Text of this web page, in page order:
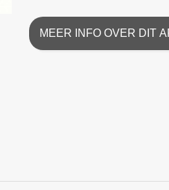
MEER INFO OVER DIT